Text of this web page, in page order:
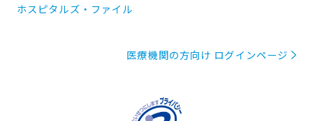
ホスピタルズ・ファイル
医療機関の方向け ログインページ